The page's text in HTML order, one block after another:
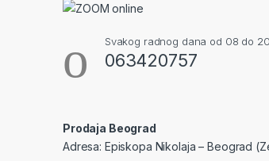
Svakog radnog dana od 08 do
063420757
Prodaja Beograd
Adresa: Episkopa Nikolaja – Beograd